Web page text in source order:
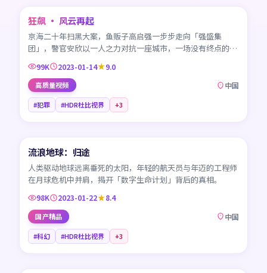
CN
狂飙 · 风云再起
京海二十年扫黑大案，鱼贩子高启强一步步走向「强盛集
团」，警官安欣以一人之力对抗一座城市，一场没有终点的较
99K 2023-01-14 9.0
高质量视频 中国
#犯罪 #HDR杜比视界 +3
CN
流浪地球：归途
人类驱动地球远离垂死的太阳，年轻的航天员与年迈的工程师
在月球危机中并肩，揭开「数字生命计划」背后的真相。
98K 2023-01-22 8.4
国产精品 中国
#科幻 #HDR杜比视界 +3